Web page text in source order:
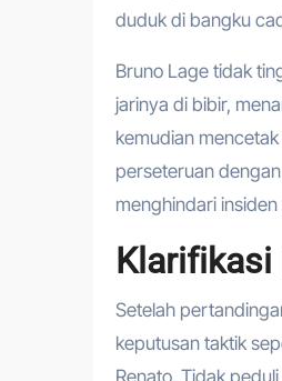
duduk di bangku
Bruno Lage tidak
jarinya di bibir,
kemudian
perseteruan
menghindari
Klarifikasi
Setelah
keputusan taktik
Renato. Tidak